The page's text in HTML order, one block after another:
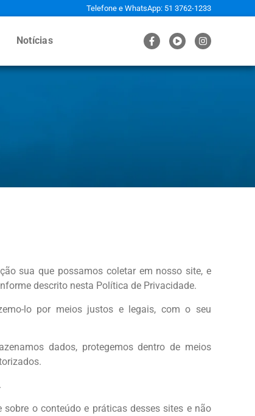
Telefone e WhatsApp: 51 3762-1233
Notícias
sua que possamos coletar em nosso site, e
descrito nesta Política de Privacidade.
lo por meios justos e legais, com o seu
dados, protegemos dentro de meios
o conteúdo e práticas desses sites e não